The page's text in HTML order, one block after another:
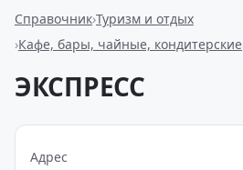
Справочник Туризм и отдых
Кафе, бары, чайные, кондитерские
ЭКСПРЕСС
Адрес